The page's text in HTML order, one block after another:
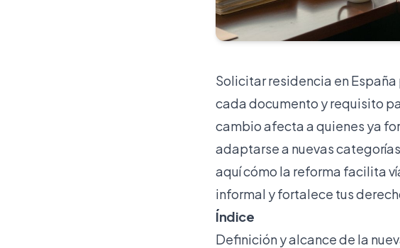
Solicitar residencia en
cada documento y requisito
cambio afecta a quienes ya
adaptarse a nuevas
aquí cómo la reforma facilita
informal y fortalece tus
Índice
Definición y alcance de la